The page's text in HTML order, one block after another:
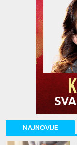
NAJNOVIJE